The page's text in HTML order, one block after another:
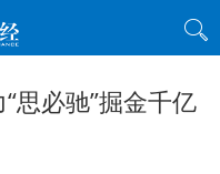
思必驰”掘金千亿